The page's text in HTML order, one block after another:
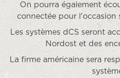
On pourra également
connectée pour l'occasion
Les systèmes dCS seront
Nordost et des
La firme américaine sera